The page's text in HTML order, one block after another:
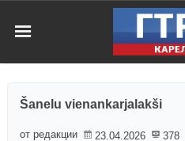
Šanelu vienankarjalakši
от редакции 23.04.2026 378